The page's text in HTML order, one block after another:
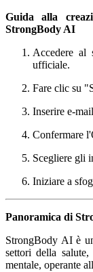
Guida alla
StrongBody AI
Accedere
ufficiale.
Fare clic su
Inserire e-
Confermare
Scegliere gli
Iniziare a
Panoramica di
StrongBody AI è
settori della
mentale, operante